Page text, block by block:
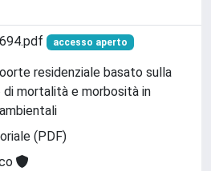
accesso aperto
residenziale basato sulla
mortalità e morbosità in
(PDF)